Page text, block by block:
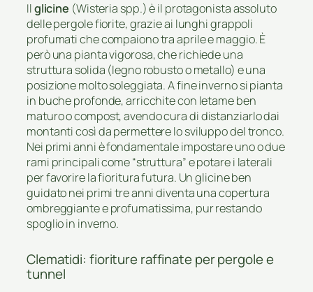
Ilglicine (Wisteria spp.) è il protagonista assoluto
delle pergole fiorite, grazie ai lunghi grappoli
profumati che compaiono tra aprile e maggio. È
però una pianta vigorosa, che richiede una
struttura solida (legno robusto o metallo) e una
posizione molto soleggiata. A fine inverno si pianta
in buche profonde, arricchite con letame ben
maturo o compost, avendo cura di distanziarlo dai
montanti così da permettere lo sviluppo del tronco.
Nei primi anni è fondamentale impostare uno o due
rami principali come “struttura” e potare i laterali
per favorire la fioritura futura. Un glicine ben
guidato nei primi tre anni diventa una copertura
ombreggiante e profumatissima, pur restando
spoglio in inverno.
Clematidi: fioriture raffinate per pergole e
tunnel